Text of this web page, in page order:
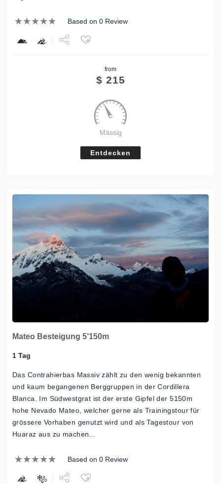
Based on 0 Review
from
$ 215
Mässig
Entdecken
Mateo Besteigung 5’150m
1 Tag
Das Contrahierbas Massiv zählt zu den wenig bekannten
und kaum begangenen Berggruppen in der Cordillera
Blanca. Im Südwestgrat ist der erste Gipfel der 5150m
hohe Nevado Mateo, welcher gerne als Trainingstour für
grössere Vorhaben genutzt wird und als Tagestour von
Huaraz aus zu machen…
Based on 0 Review